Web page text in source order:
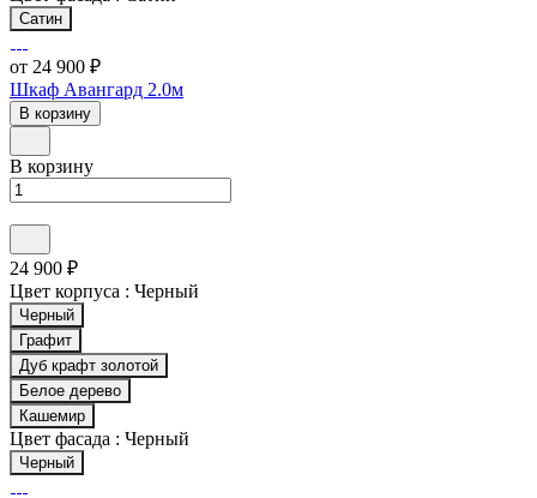
Сатин
от 24 900 ₽
Шкаф Авангард 2.0м
В корзину
В корзину
24 900 ₽
Цвет корпуса : Черный
Черный
Графит
Дуб крафт золотой
Белое дерево
Кашемир
Цвет фасада : Черный
Черный